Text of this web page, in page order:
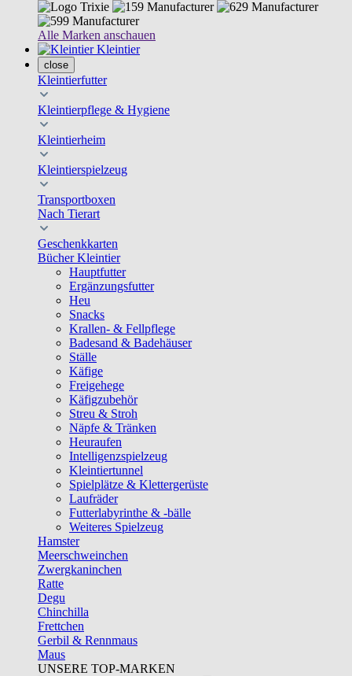
Alle Marken anschauen
Kleintier
close
Kleintierfutter
Kleintierpflege & Hygiene
Kleintierheim
Kleintierspielzeug
Transportboxen
Nach Tierart
Geschenkkarten
Bücher Kleintier
Hauptfutter
Ergänzungsfutter
Heu
Snacks
Krallen- & Fellpflege
Badesand & Badehäuser
Ställe
Käfige
Freigehege
Käfigzubehör
Streu & Stroh
Näpfe & Tränken
Heuraufen
Intelligenzspielzeug
Kleintiertunnel
Spielplätze & Klettergerüste
Laufräder
Futterlabyrinthe & -bälle
Weiteres Spielzeug
Hamster
Meerschweinchen
Zwergkaninchen
Ratte
Degu
Chinchilla
Frettchen
Gerbil & Rennmaus
Maus
UNSERE TOP-MARKEN